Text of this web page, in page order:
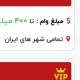
مبلغ وام : تا 400 میلیون
تمامی شهر های ایران